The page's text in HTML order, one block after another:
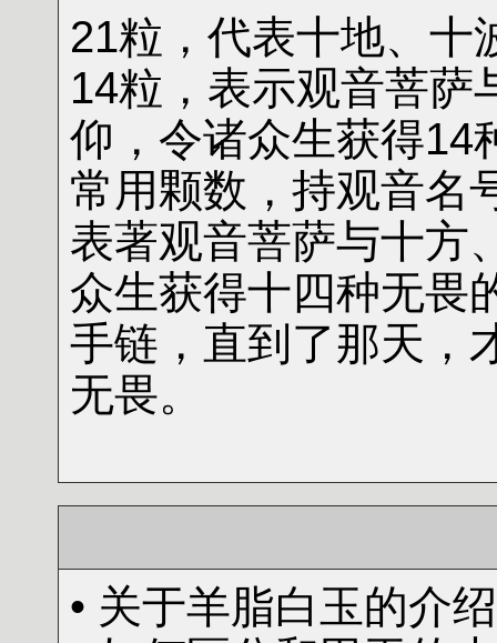
21粒，代表十地、
14粒，表示观音菩萨
仰，令诸众生获得14
常用颗数，持观音名
表著观音菩萨与十方
众生获得十四种无畏
手链，直到了那天，
无畏。
• 关于羊脂白玉的介绍